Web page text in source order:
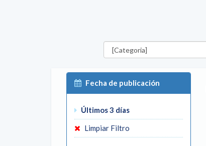
Categorías
Fecha de publicación
Últimos 3 días
Limpiar Filtro